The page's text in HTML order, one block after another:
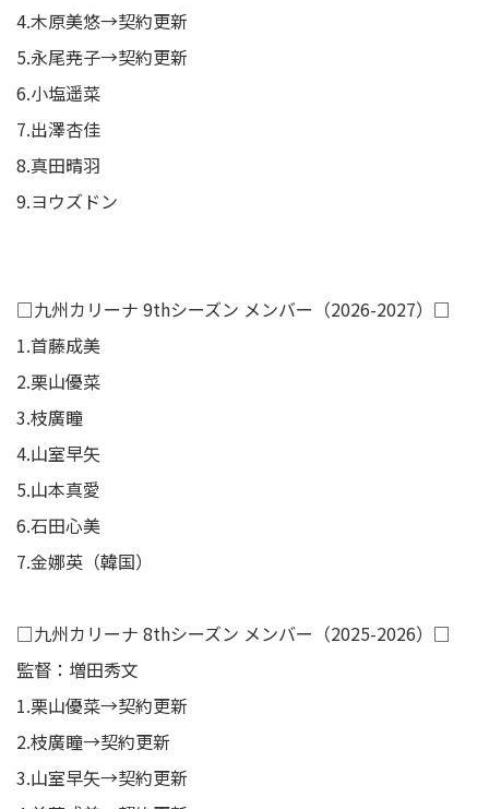
4.木原美悠→契約更新
5.永尾尭子→契約更新
6.小塩遥菜
7.出澤杏佳
8.真田晴羽
9.ヨウズドン
□九州カリーナ 9thシーズン メンバー（2026-2027）□
1.首藤成美
2.栗山優菜
3.枝廣瞳
4.山室早矢
5.山本真愛
6.石田心美
7.金娜英（韓国）
□九州カリーナ 8thシーズン メンバー（2025-2026）□
監督：増田秀文
1.栗山優菜→契約更新
2.枝廣瞳→契約更新
3.山室早矢→契約更新